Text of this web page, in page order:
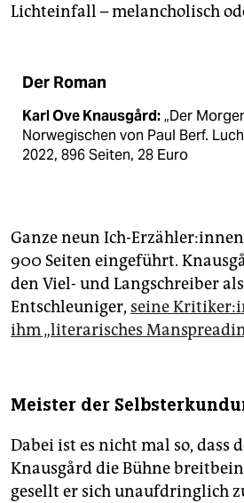
Lichteinfall – melancholisch
Der Roman
Karl Ove Knausgård:„Der
Norwegischen von Paul Berf.
2022, 896 Seiten, 28 Euro
Ganze neun Ich-
900 Seiten eingeführt.
den Viel- und Langschreiber
Entschleuniger, seine
ihm „literarisches
Meister der
Dabei ist es nicht mal so, dass
Knausgård die Bühne
gesellt er sich unaufdringlich